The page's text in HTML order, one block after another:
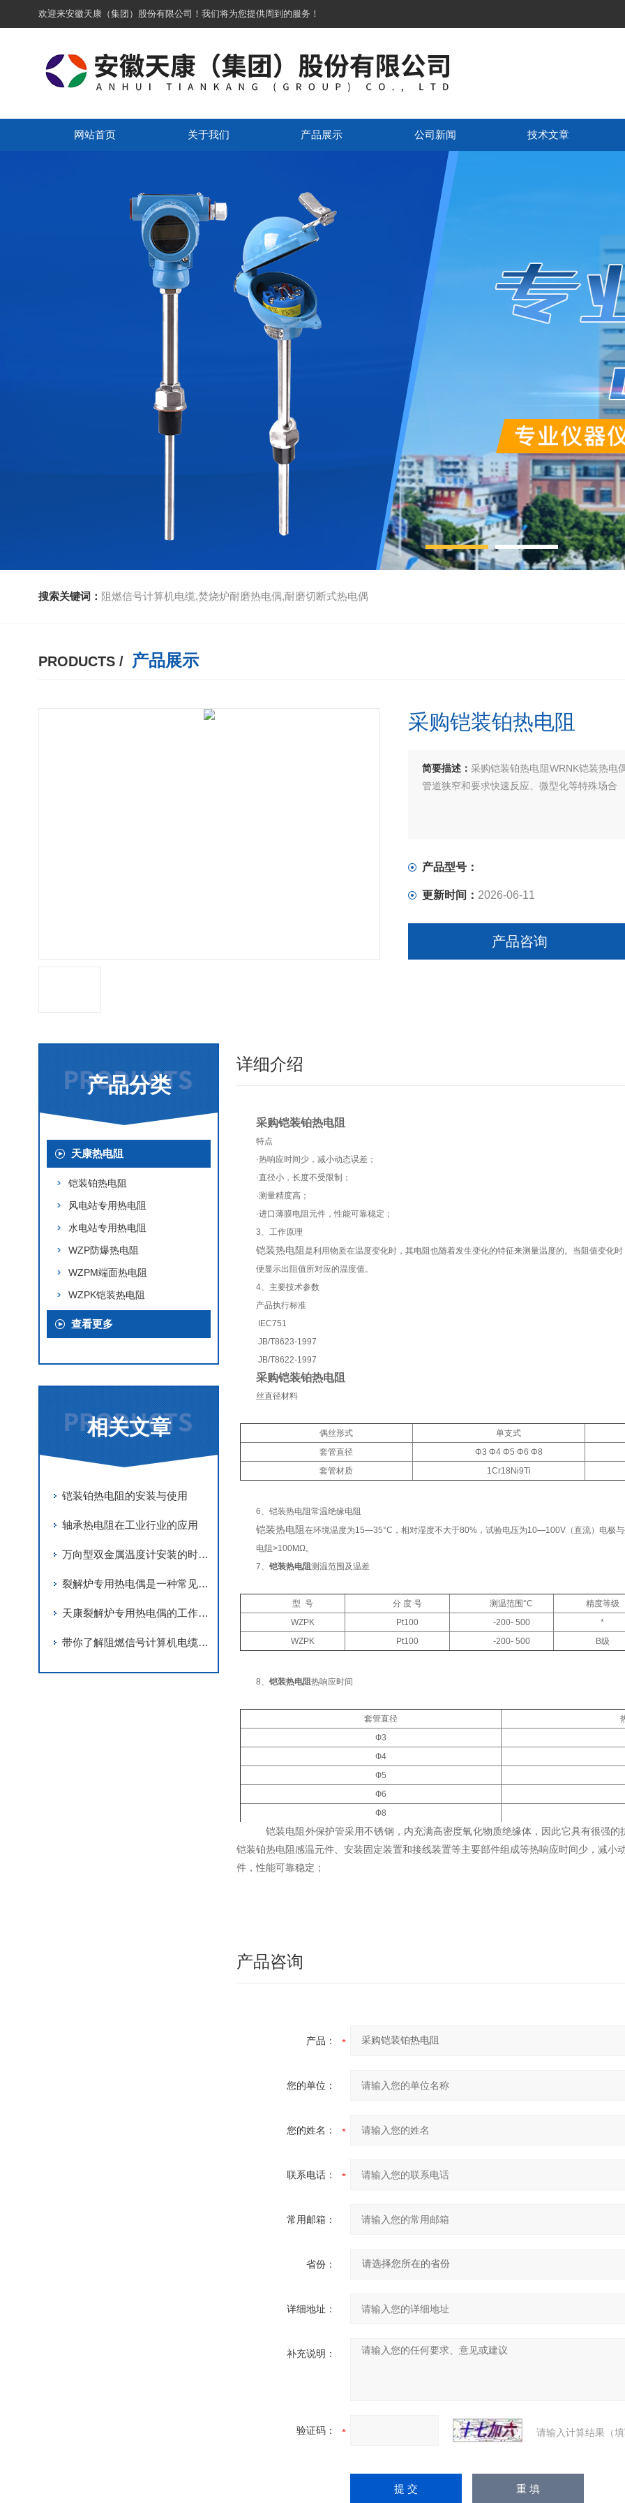
欢迎来安徽天康（集团）股份有限公司！我们将为您提供周到的服务！
网站首页 关于我们 产品展示 公司新闻 技术文章
搜索关键词： 阻燃信号计算机电缆,焚烧炉耐磨热电偶,耐磨切断式热电偶
PRODUCTS / 产品展示
采购铠装铂热电阻
简要描述： 采购铠装铂热电阻WRNK铠装热电
管道狭窄和要求快速反应、微型化等特殊场合
产品型号：
更新时间： 2026-06-11
产品咨询
产品分类
天康热电阻
铠装铂热电阻
风电站专用热电阻
水电站专用热电阻
WZP防爆热电阻
WZPM端面热电阻
WZPK铠装热电阻
查看更多
相关文章
铠装铂热电阻的安装与使用
轴承热电阻在工业行业的应用
万向型双金属温度计安装的时候需要注意的地方
裂解炉专用热电偶是一种常见的温度测量设备
天康裂解炉专用热电偶的工作原理与科学维护方案
带你了解阻燃信号计算机电缆的结构特点
详细介绍
采购铠装铂热电阻
特点
·热响应时间少，减小动态误差；
·直径小，长度不受限制；
·测量精度高；
·进口薄膜电阻元件，性能可靠稳定；
3、 工作原理
铠装热电阻是利用物质在温度变化时，其电阻也随着发生变化的特征来测量温度的。当阻值变化
便显示出阻值所对应的温度值。
4、 主要技术参数
产品执行标准
IEC751
JB/T8623-1997
JB/T8622-1997
采购铠装铂热电阻
丝直径材料
偶丝形式 单支式
套管直径
Φ3 Φ4 Φ5 Φ6 Φ8
套管材质
1Cr18Ni9Ti
6、铠装热电阻 常温绝缘电阻
铠装热电阻在环境温度为15—35°C，相对湿度不大于80%，试验电压为10—100V（直流）电极
电阻>100MΩ。
7、 铠装热电阻测温范围及温差
型 号 分 度 号 测温范围°C 精度等级
WZPK
Pt100 -200­­- 500 *
WZPK
Pt100 -200­­- 500 B级
8、 铠装热电阻热响应时间
套管直径
Ф3
Ф4
Ф5
Ф6
Ф8
铠装电阻外保护管采用不锈钢，内充满高密度氧化物质绝缘体，因此它具有很强
铠装铂热电阻感温元件、安装固定装置和接线装置等主要部件组成等热响应时间少
件，性能可靠稳定；
产品咨询
产品：
您的单位：
您的姓名：
联系电话：
常用邮箱：
省份：
详细地址：
补充说明：
验证码： 请输入计算结果（